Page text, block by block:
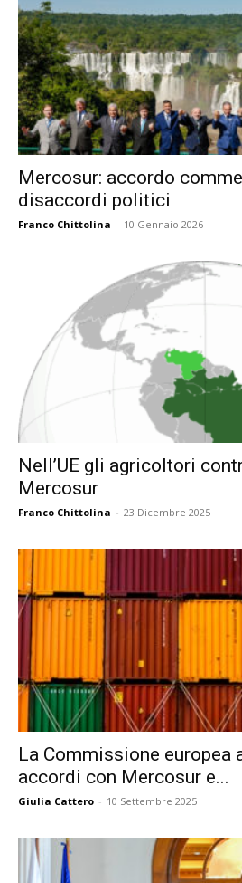
Mercosur: accordo
disaccordi politici
Franco Chittolina - 10 Gennaio 2026
Nell’UE gli agricoltori
Mercosur
Franco Chittolina - 23 Dicembre 2025
La Commissione europea
accordi con Mercosur e...
Giulia Cattero - 10 Settembre 2025